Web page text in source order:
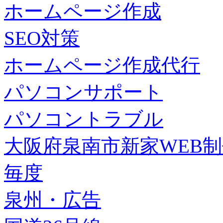
ホームページ作成
SEO対策
ホームページ作成代行
パソコンサポート
パソコントラブル
大阪府泉南市新家WEB
毎度
泉州・広告